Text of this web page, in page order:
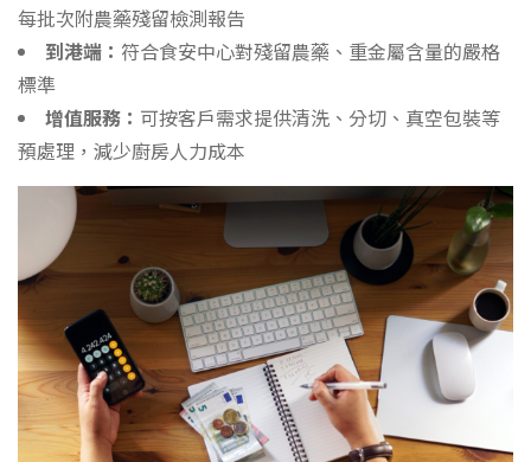
每批次附農藥殘留檢測報告
到港端： 符合食安中心對殘留農藥、重金屬含量的嚴格
標準
增值服務： 可按客戶需求提供清洗、分切、真空包裝等
預處理，減少廚房人力成本